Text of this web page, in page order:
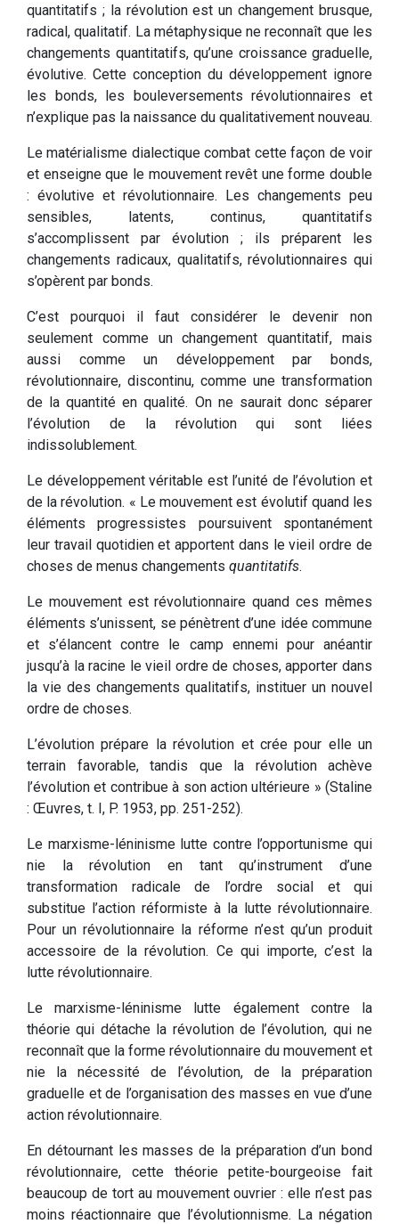
quantitatifs ; la révolution est un changement brusque,
radical, qualitatif. La métaphysique ne reconnaît que les
changements quantitatifs, qu’une croissance graduelle,
évolutive. Cette conception du développement ignore
les bonds, les bouleversements révolutionnaires et
n’explique pas la naissance du qualitativement nouveau.
Le matérialisme dialectique combat cette façon de voir
et enseigne que le mouvement revêt une forme double
: évolutive et révolutionnaire. Les changements peu
sensibles, latents, continus, quantitatifs
s’accomplissent par évolution ; ils préparent les
changements radicaux, qualitatifs, révolutionnaires qui
s’opèrent par bonds.
C’est pourquoi il faut considérer le devenir non
seulement comme un changement quantitatif, mais
aussi comme un développement par bonds,
révolutionnaire, discontinu, comme une transformation
de la quantité en qualité. On ne saurait donc séparer
l’évolution de la révolution qui sont liées
indissolublement.
Le développement véritable est l’unité de l’évolution et
de la révolution. « Le mouvement est évolutif quand les
éléments progressistes poursuivent spontanément
leur travail quotidien et apportent dans le vieil ordre de
choses de menus changements quantitatifs.
Le mouvement est révolutionnaire quand ces mêmes
éléments s’unissent, se pénètrent d’une idée commune
et s’élancent contre le camp ennemi pour anéantir
jusqu’à la racine le vieil ordre de choses, apporter dans
la vie des changements qualitatifs, instituer un nouvel
ordre de choses.
L’évolution prépare la révolution et crée pour elle un
terrain favorable, tandis que la révolution achève
l’évolution et contribue à son action ultérieure » (Staline
: Œuvres, t. I, P. 1953, pp. 251-252).
Le marxisme-léninisme lutte contre l’opportunisme qui
nie la révolution en tant qu’instrument d’une
transformation radicale de l’ordre social et qui
substitue l’action réformiste à la lutte révolutionnaire.
Pour un révolutionnaire la réforme n’est qu’un produit
accessoire de la révolution. Ce qui importe, c’est la
lutte révolutionnaire.
Le marxisme-léninisme lutte également contre la
théorie qui détache la révolution de l’évolution, qui ne
reconnaît que la forme révolutionnaire du mouvement et
nie la nécessité de l’évolution, de la préparation
graduelle et de l’organisation des masses en vue d’une
action révolutionnaire.
En détournant les masses de la préparation d’un bond
révolutionnaire, cette théorie petite-bourgeoise fait
beaucoup de tort au mouvement ouvrier : elle n’est pas
moins réactionnaire que l’évolutionnisme. La négation